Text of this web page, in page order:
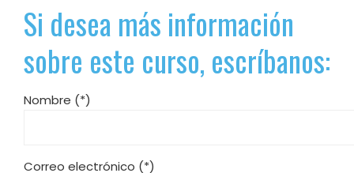
Si desea más información
sobre este curso, escríbanos:
Nombre (*)
Correo electrónico (*)